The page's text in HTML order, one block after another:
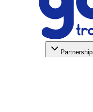
Partnership